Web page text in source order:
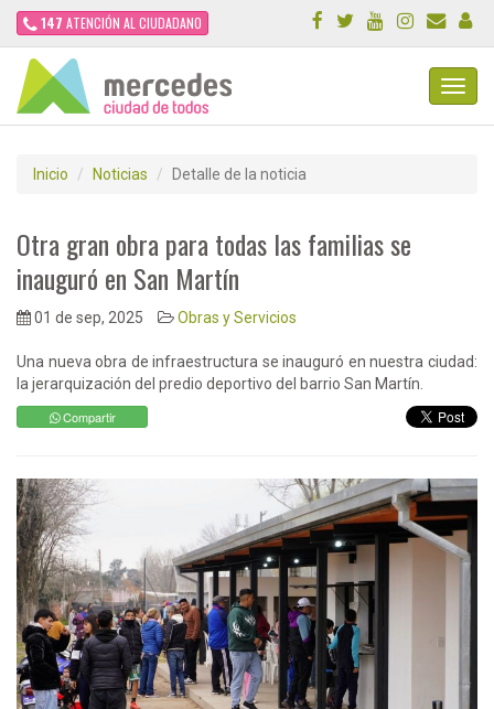
147 ATENCIÓN AL CIUDADANO
Inicio Noticias Detalle de la noticia
Otra gran obra para todas las familias se
inauguró en San Martín
01 de sep, 2025 Obras y Servicios
Una nueva obra de infraestructura se inauguró en nuestra ciudad:
la jerarquización del predio deportivo del barrio San Martín.
Compartir